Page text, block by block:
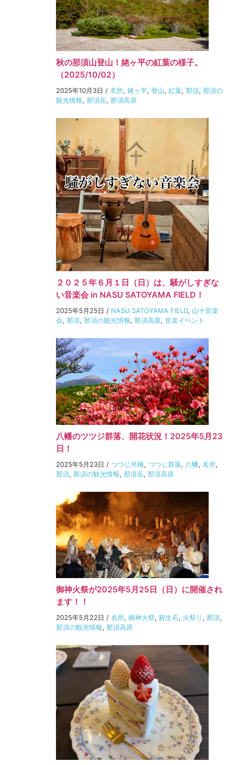
秋の那須山登山！姥ヶ平の紅葉の様子。
（2025/10/02）
2025年10月3日 / 名所, 姥ヶ平, 登山, 紅葉, 那須, 那須の
観光情報, 那須岳, 那須高原
２０２５年６月１日（日）は、騒がしすぎな
い音楽会 in NASU SATOYAMA FIELD！
2025年5月25日 / NASU SATOYAMA FIELD, 山十音楽
会, 那須, 那須の観光情報, 那須高原, 音楽イベント
八幡のツツジ群落、開花状況！2025年5月23
日！
2025年5月23日 / つつじ吊橋, つつじ群落, 八幡, 名所,
那須, 那須の観光情報, 那須岳, 那須高原
御神火祭が2025年5月25日（日）に開催され
ます！！
2025年5月22日 / 名所, 御神火祭, 殺生石, 火祭り , 那須,
那須の観光情報, 那須高原